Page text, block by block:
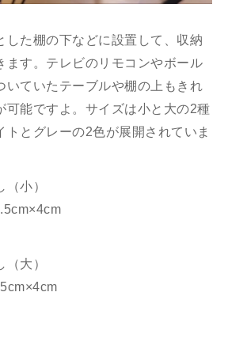
した棚の下などに設置して、収納
ます。テレビのリモコンやボール
いていたテーブルや棚の上もきれ
可能ですよ。サイズは小と大の2種
トとグレーの2色が展開されていま
（小）
大）